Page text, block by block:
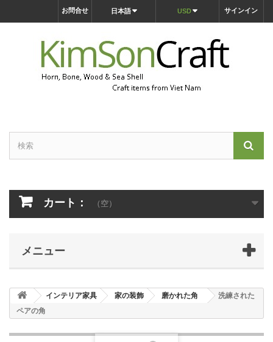
サインイン
USD
日本語
お問合せ
カート： （空）
メニュー
インテリア家具 家の装飾 磨かれた角
洗練された
ペアの角